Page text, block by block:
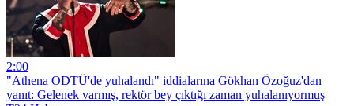
2:00
"Athena ODTÜ'de yuhalandı" iddialarına Gökhan Özoğuz'dan
yanıt: Gelenek varmış, rektör bey çıktığı zaman yuhalanıyormuş